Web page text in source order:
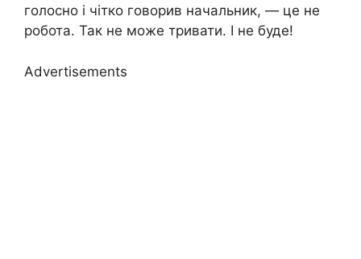
голосно і чітко говорив начальник, — це не
робота. Так не може тривати. І не буде!
Advertisements